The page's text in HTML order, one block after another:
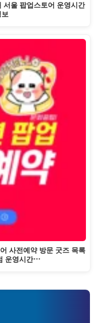
서울 팝업스토어 운영시간
사전예약 방문 굿즈 목록
운영시간…